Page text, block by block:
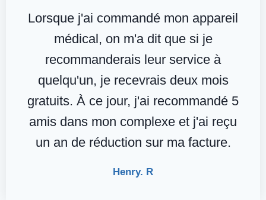
Lorsque j'ai commandé mon appareil
médical, on m'a dit que si je
recommanderais leur service à
quelqu'un, je recevrais deux mois
gratuits. À ce jour, j'ai recommandé 5
amis dans mon complexe et j'ai reçu
un an de réduction sur ma facture.
Henry. R